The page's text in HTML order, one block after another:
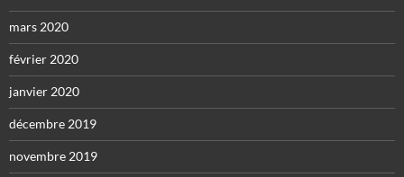
mars 2020
février 2020
janvier 2020
décembre 2019
novembre 2019